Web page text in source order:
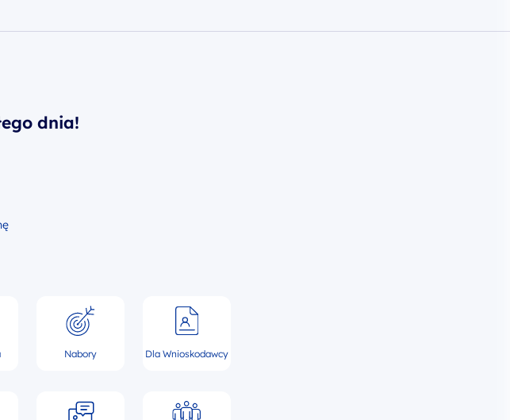
dnia!
Nabory Dla Wnioskodawcy